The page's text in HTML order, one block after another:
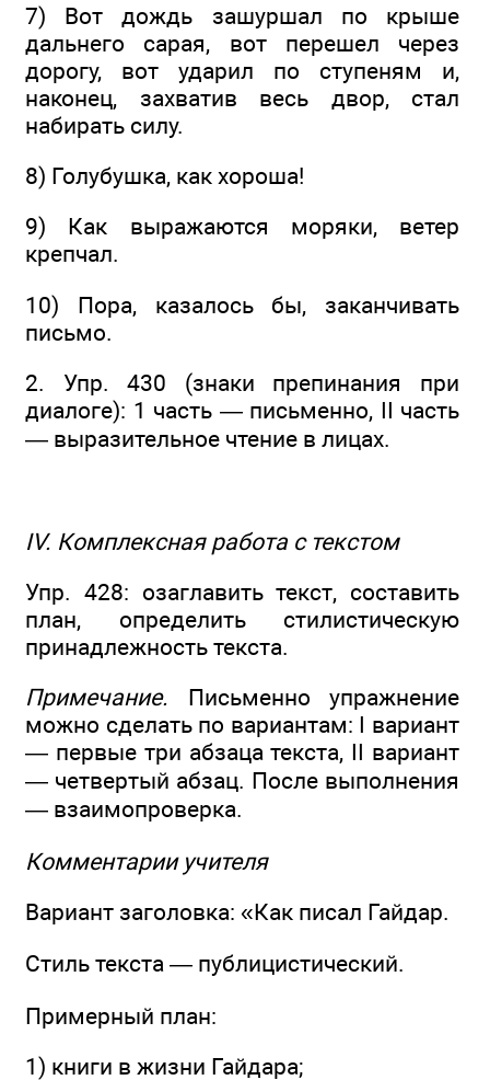
7) Вот дождь зашуршал по крыше
дальнего сарая, вот перешел через
дорогу, вот ударил по ступеням и,
наконец, захватив весь двор, стал
набирать силу.
8) Голубушка, как хороша!
9) Как выражаются моряки, ветер
крепчал.
10) Пора, казалось бы, заканчивать
письмо.
2. Упр. 430 (знаки препинания при
диалоге): 1 часть — письменно, II часть
— выразительное чтение в лицах.
IV. Комплексная работа с текстом
Упр. 428: озаглавить текст, составить
план, определить стилистическую
принадлежность текста.
Примечание. Письменно упражнение
можно сделать по вариантам: I вариант
— первые три абзаца текста, II вариант
— четвертый абзац. После выполнения
— взаимопроверка.
Комментарии учителя
Вариант заголовка: «Как писал Гайдар.
Стиль текста — публицистический.
Примерный план:
1) книги в жизни Гайдара;